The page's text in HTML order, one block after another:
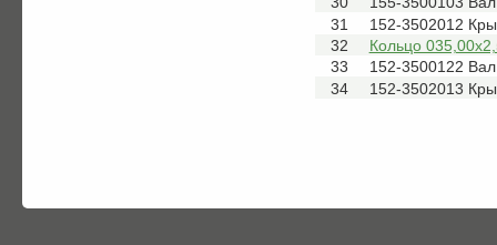
31
152-3502012
32
Кольцо
33
152-3500122 Вал
34
152-3502013